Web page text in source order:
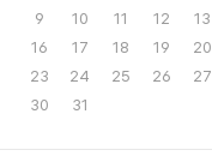
9
10 11 12 13
16
17 18 19 20
23
24 25 26 27
30
31